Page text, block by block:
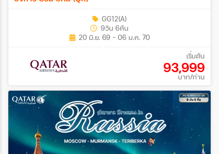
GG12(A)
9วัน 6คืน
20 มิ.ย. 69 - 06 ม.ค. 70
เริ่มต้น
93,999
บาท/ท่าน